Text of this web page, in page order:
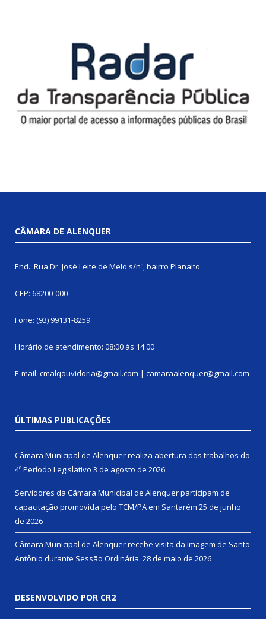
CÂMARA DE ALENQUER
End.: Rua Dr. José Leite de Melo s/nº, bairro Planalto
CEP: 68200-000
Fone: (93) 99131-8259
Horário de atendimento: 08:00 às 14:00
E-mail: cmalqouvidoria@gmail.com | camaraalenquer@gmail.com
ÚLTIMAS PUBLICAÇÕES
Câmara Municipal de Alenquer realiza abertura dos trabalhos do
4º Período Legislativo 3 de agosto de 2026
Servidores da Câmara Municipal de Alenquer participam de
capacitação promovida pelo TCM/PA em Santarém 25 de junho
de 2026
Câmara Municipal de Alenquer recebe visita da Imagem de Santo
Antônio durante Sessão Ordinária. 28 de maio de 2026
DESENVOLVIDO POR CR2